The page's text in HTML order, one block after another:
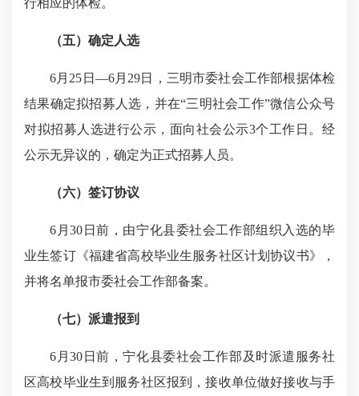
行相应的体检。
（五）确定人选
6月25日—6月29日，三明市委社会工作部根据体检
结果确定拟招募人选，并在“三明社会工作”微信公众号
对拟招募人选进行公示，面向社会公示3个工作日。经
公示无异议的，确定为正式招募人员。
（六）签订协议
6月30日前，由宁化县委社会工作部组织入选的毕
业生签订《福建省高校毕业生服务社区计划协议书》，
并将名单报市委社会工作部备案。
（七）派遣报到
6月30日前，宁化县委社会工作部及时派遣服务社
区高校毕业生到服务社区报到，接收单位做好接收与手